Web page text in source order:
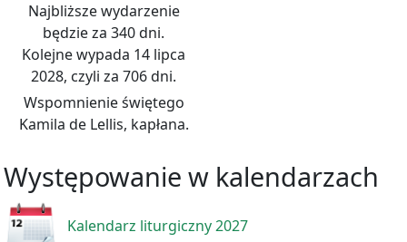
Najbliższe wydarzenie
będzie za 340 dni.
Kolejne wypada 14 lipca
2028, czyli za 706 dni.
Wspomnienie świętego
Kamila de Lellis, kapłana.
Występowanie w kalendarzach
Kalendarz liturgiczny 2027